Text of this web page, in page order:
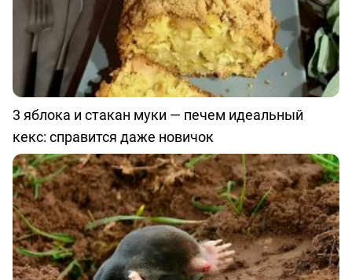
3 яблока и стакан муки — печем идеальный
кекс: справится даже новичок